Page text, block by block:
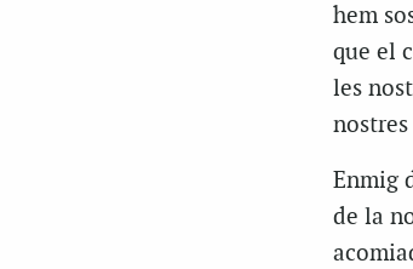
hem
que el
les
Enmig
de la